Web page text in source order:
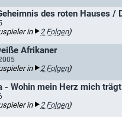
in 2 Folgen)
Afrikaner
in 2 Folgen)
- Wohin mein Herz mich trägt
in 2 Folgen)